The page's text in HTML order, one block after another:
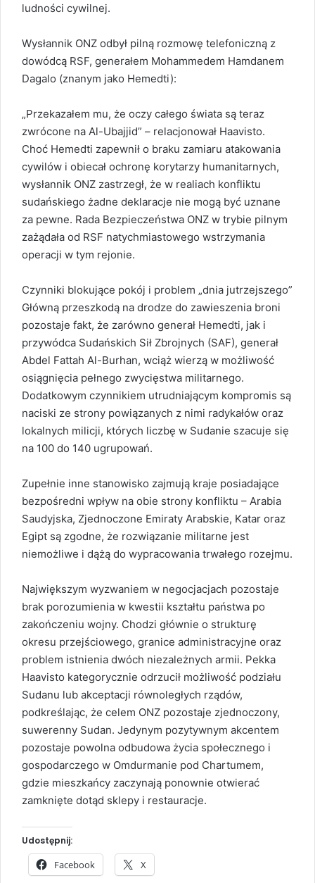
ludności cywilnej.
Wysłannik ONZ odbył pilną rozmowę telefoniczną z
dowódcą RSF, generałem Mohammedem Hamdanem
Dagalo (znanym jako Hemedti):
„Przekazałem mu, że oczy całego świata są teraz
zwrócone na Al-Ubajjid” – relacjonował Haavisto.
Choć Hemedti zapewnił o braku zamiaru atakowania
cywilów i obiecał ochronę korytarzy humanitarnych,
wysłannik ONZ zastrzegł, że w realiach konfliktu
sudańskiego żadne deklaracje nie mogą być uznane
za pewne. Rada Bezpieczeństwa ONZ w trybie pilnym
zażądała od RSF natychmiastowego wstrzymania
operacji w tym rejonie.
Czynniki blokujące pokój i problem „dnia jutrzejszego”
Główną przeszkodą na drodze do zawieszenia broni
pozostaje fakt, że zarówno generał Hemedti, jak i
przywódca Sudańskich Sił Zbrojnych (SAF), generał
Abdel Fattah Al-Burhan, wciąż wierzą w możliwość
osiągnięcia pełnego zwycięstwa militarnego.
Dodatkowym czynnikiem utrudniającym kompromis są
naciski ze strony powiązanych z nimi radykałów oraz
lokalnych milicji, których liczbę w Sudanie szacuje się
na 100 do 140 ugrupowań.
Zupełnie inne stanowisko zajmują kraje posiadające
bezpośredni wpływ na obie strony konfliktu – Arabia
Saudyjska, Zjednoczone Emiraty Arabskie, Katar oraz
Egipt są zgodne, że rozwiązanie militarne jest
niemożliwe i dążą do wypracowania trwałego rozejmu.
Największym wyzwaniem w negocjacjach pozostaje
brak porozumienia w kwestii kształtu państwa po
zakończeniu wojny. Chodzi głównie o strukturę
okresu przejściowego, granice administracyjne oraz
problem istnienia dwóch niezależnych armii. Pekka
Haavisto kategorycznie odrzucił możliwość podziału
Sudanu lub akceptacji równoległych rządów,
podkreślając, że celem ONZ pozostaje zjednoczony,
suwerenny Sudan. Jedynym pozytywnym akcentem
pozostaje powolna odbudowa życia społecznego i
gospodarczego w Omdurmanie pod Chartumem,
gdzie mieszkańcy zaczynają ponownie otwierać
zamknięte dotąd sklepy i restauracje.
Udostępnij:
Facebook X